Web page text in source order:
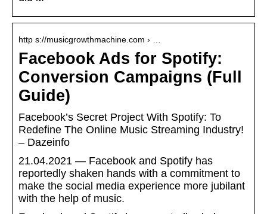
http s://musicgrowthmachine.com › …
Facebook Ads for Spotify:
Conversion Campaigns (Full
Guide)
Facebook’s Secret Project With Spotify: To
Redefine The Online Music Streaming Industry!
– Dazeinfo
21.04.2021 — Facebook and Spotify has
reportedly shaken hands with a commitment to
make the social media experience more jubilant
with the help of music.